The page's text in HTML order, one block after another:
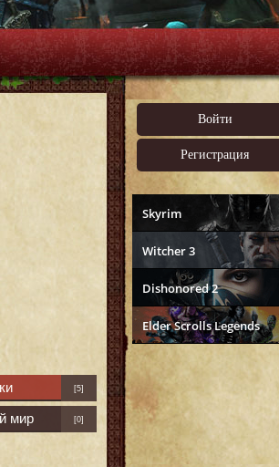
Войти
Регистрация
Skyrim
Witcher 3
Dishonored 2
Elder Scrolls Legends
[5]
мир [0]